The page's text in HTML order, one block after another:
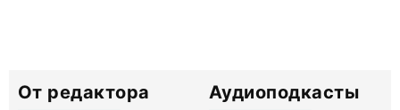
От редактора Аудиоподкасты